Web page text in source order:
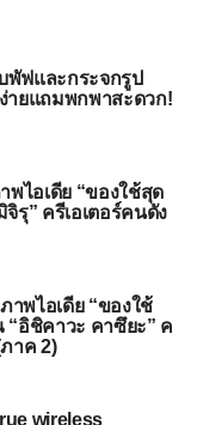
พัฟและกระจกรูป
ายแถมพกพาสะดวก!
ไอเดีย “ของใช้สุด
รุ” ครีเอเตอร์คนดัง
าพไอเดีย “ของใช้
“อิชิคาวะ คาซึยะ” ค
าค 2)
wireless